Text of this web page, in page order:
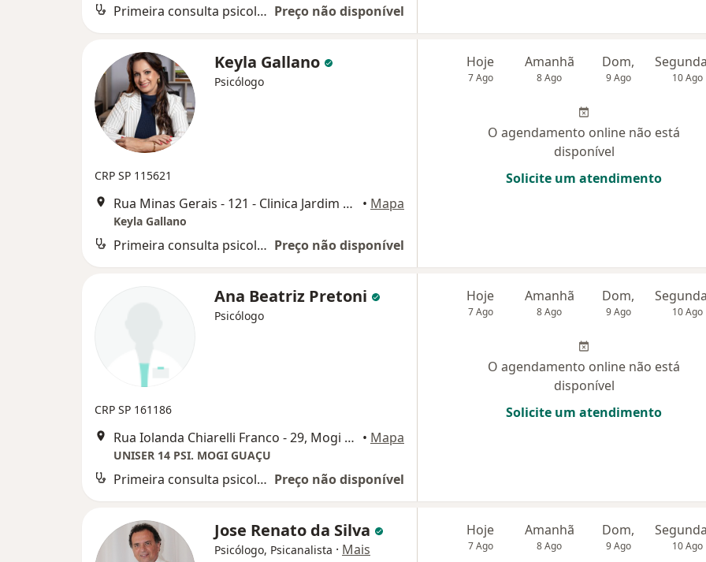
Primeira consulta psicologia Preço não disponível
Keyla Gallano
Psicólogo
CRP SP 115621
Rua Minas Gerais - 121 - Clinica Jardim Centenário, Mogi Guaçu • Mapa
Keyla Gallano
Primeira consulta psicologia Preço não disponível
Hoje
7 Ago
Amanhã
8 Ago
Dom,
9 Ago 10 Ago
O agendamento online não está
disponível
Solicite um atendimento
Ana Beatriz Pretoni
Psicólogo
CRP SP 161186
Rua Iolanda Chiarelli Franco - 29, Mogi Guaçu • Mapa
UNISER 14 PSI. MOGI GUAÇU
Primeira consulta psicologia Preço não disponível
Hoje
7 Ago
Amanhã
8 Ago
Dom,
9 Ago 10 Ago
O agendamento online não está
disponível
Solicite um atendimento
Jose Renato da Silva
Psicólogo, Psicanalista · Mais
Hoje
7 Ago
Amanhã
8 Ago
Dom,
9 Ago 10 Ago